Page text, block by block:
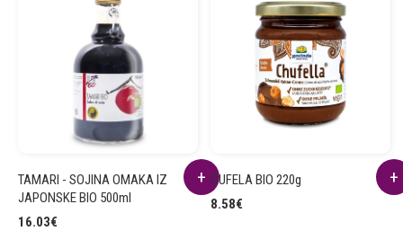
TAMARI - SOJINA OMAKA IZ
JAPONSKE BIO 500ml
16.03€
ČUFELA BIO 220g
8.58€